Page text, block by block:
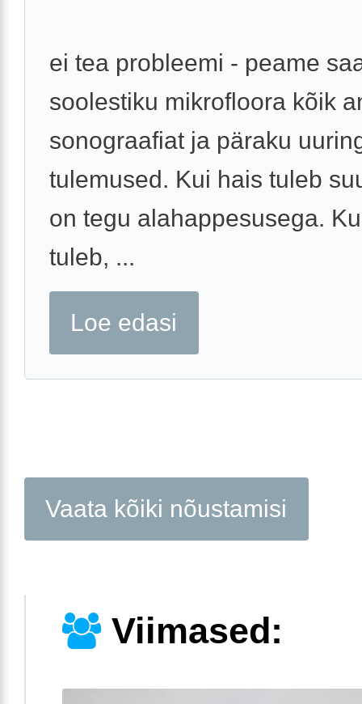
ei tea probleemi - peame
soolestiku mikrofloora kõik
sonograafiat ja päraku
tulemused. Kui hais tuleb
on tegu alahappesusega.
tuleb, ...
Loe edasi
Vaata kõiki nõustamisi
Viimased: